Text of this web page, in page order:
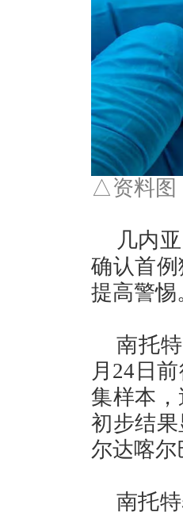
△资料图
几内
确认首
提高警惕
南托
月24日
集样本
初步结
尔达喀
南托